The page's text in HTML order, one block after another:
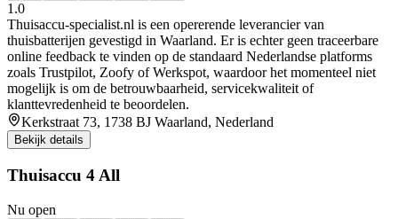
1.0
Thuisaccu‑specialist.nl is een opererende leverancier van
thuisbatterijen gevestigd in Waarland. Er is echter geen traceerbare
online feedback te vinden op de standaard Nederlandse platforms
zoals Trustpilot, Zoofy of Werkspot, waardoor het momenteel niet
mogelijk is om de betrouwbaarheid, servicekwaliteit of
klanttevredenheid te beoordelen.
Kerkstraat 73, 1738 BJ Waarland, Nederland
Bekijk details
Thuisaccu 4 All
Nu open